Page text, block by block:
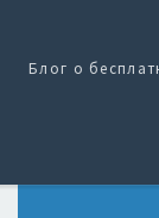
Блог о